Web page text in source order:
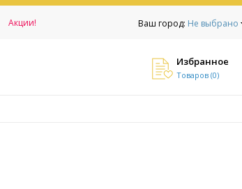
Ваш город: Не выбрано
Акции!
Избранное
Товаров (0)